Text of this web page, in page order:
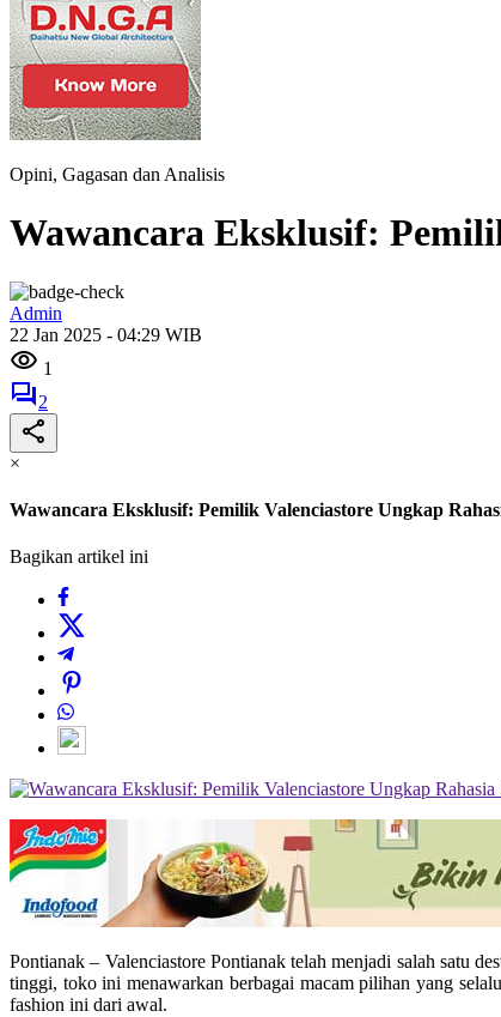
Opini, Gagasan dan Analisis
Wawancara Eksklusif:
Admin
22 Jan 2025 - 04:29 WIB
1
2
×
Wawancara Eksklusif: Pemilik Valenciastore Ungkap
Bagikan artikel ini
Pontianak – Valenciastore Pontianak telah menjadi salah satu
tinggi, toko ini menawarkan berbagai macam pilihan yang
fashion ini dari awal.